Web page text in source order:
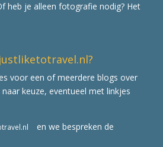
heb je alleen fotografie nodig? Het
voor een of meerdere blogs over
keuze, eventueel met linkjes
en we bespreken de